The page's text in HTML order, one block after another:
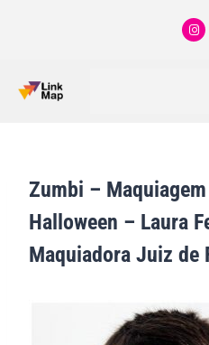
Zumbi –
Halloween – Laura
Maquiadora Juiz de